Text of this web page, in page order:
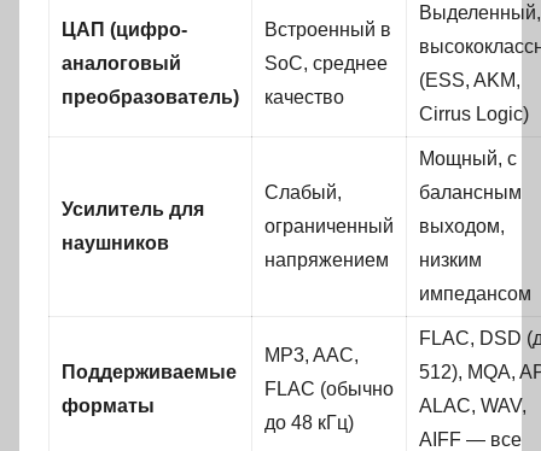
ЦАП (цифро-
аналоговый
преобразователь)
Встроенный в
SoC, среднее
качество
Выделенный,
(ESS, AKM,
Cirrus Logic)
Усилитель для
наушников
Слабый,
ограниченный
напряжением
Мощный, с
балансным
выходом,
низким
импедансом
Поддерживаемые
форматы
MP3, AAC,
FLAC (обычно
до 48 кГц)
FLAC, DSD
512), MQA,
ALAC, WAV,
AIFF — все